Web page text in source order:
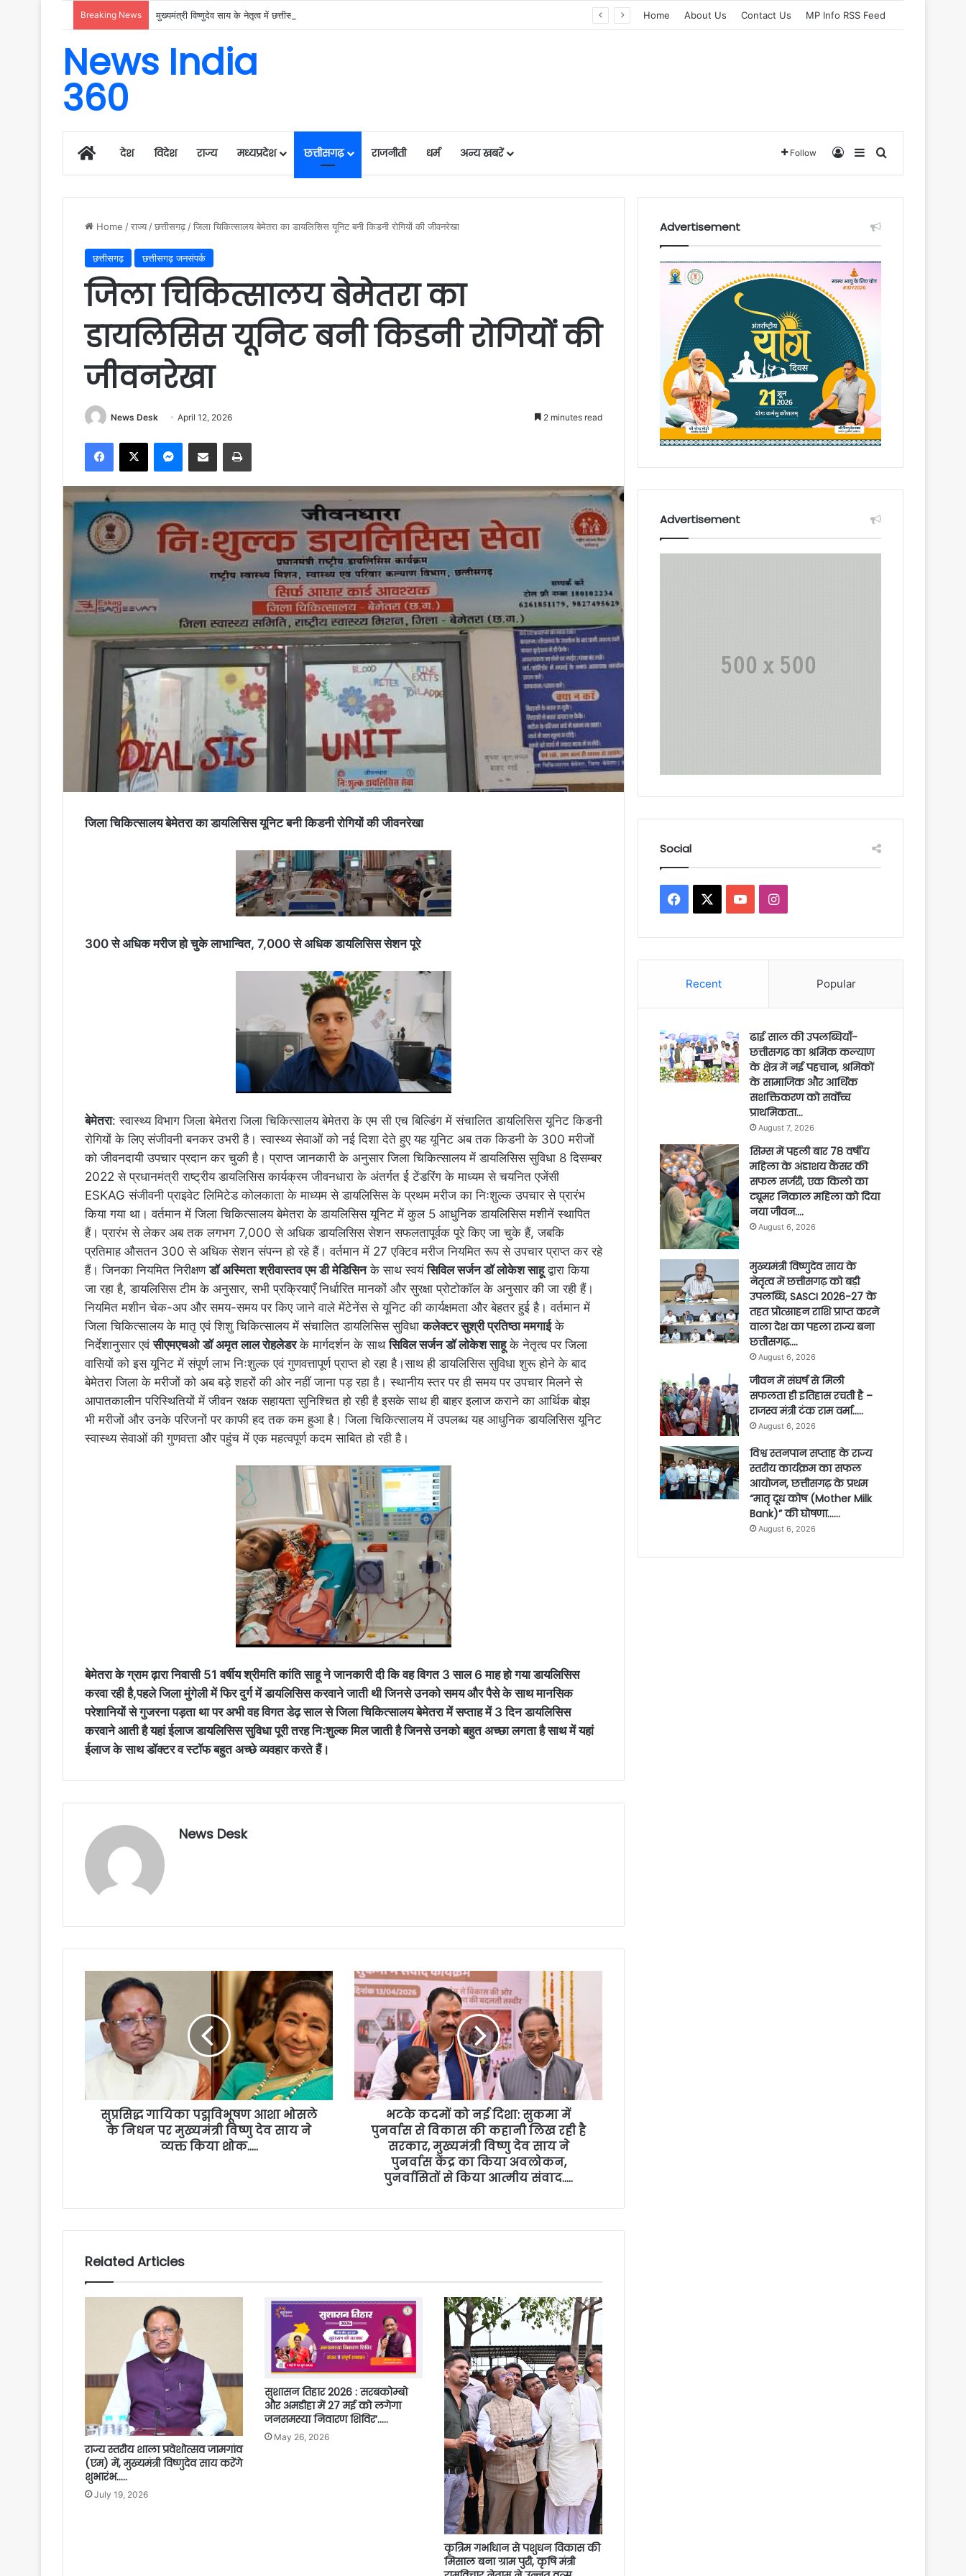
Breaking News Home About Us Contact Us MP Info RSS Feed
News India
360
Homeदेश विदेश राज्य मध्यप्रदेश छत्तीसगढ़ राजनीती धर्म अन्य खबरें Follow Log InSidebarSearch for
Home /राज्य /छत्तीसगढ़ /जिला चिकित्सालय बेमेतरा का डायलिसिस यूनिट बनी किडनी रोगियों की जीवनरेखा
छत्तीसगढ़ छत्तीसगढ़ जनसंपर्क
जिला चिकित्सालय बेमेतरा का
डायलिसिस यूनिट बनी किडनी रोगियों की
जीवनरेखा
News Desk April 12, 2026 2 minutes read
Facebook
X Messenger
Share via Email Print
जिला चिकित्सालय बेमेतरा का डायलिसिस यूनिट बनी किडनी रोगियों की जीवनरेखा
300 से अधिक मरीज हो चुके लाभान्वित, 7,000 से अधिक डायलिसिस सेशन पूरे
बेमेतरा: स्वास्थ्य विभाग जिला बेमेतरा जिला चिकित्सालय बेमेतरा के एम सी एच बिल्डिंग में संचालित डायलिसिस यूनिट किडनी
रोगियों के लिए संजीवनी बनकर उभरी है। स्वास्थ्य सेवाओं को नई दिशा देते हुए यह यूनिट अब तक किडनी के 300 मरीजों
को जीवनदायी उपचार प्रदान कर चुकी है। प्राप्त जानकारी के अनुसार जिला चिकित्सालय में डायलिसिस सुविधा 8 दिसम्बर
2022 से प्रधानमंत्री राष्ट्रीय डायलिसिस कार्यक्रम जीवनधारा के अंतर्गत ई टेंडरिंग के माध्यम से चयनित एजेंसी
ESKAG संजीवनी प्राइवेट लिमिटेड कोलकाता के माध्यम से डायलिसिस के प्रथम मरीज का निःशुल्क उपचार से प्रारंभ
किया गया था। वर्तमान में जिला चिकित्सालय बेमेतरा के डायलिसिस यूनिट में कुल 5 आधुनिक डायलिसिस मशीनें स्थापित
हैं। प्रारंभ से लेकर अब तक लगभग 7,000 से अधिक डायलिसिस सेशन सफलतापूर्वक पूरे किए जा चुके हैं, जबकि
प्रतिमाह औसतन 300 से अधिक सेशन संपन्न हो रहे हैं। वर्तमान में 27 एक्टिव मरीज नियमित रूप से उपचार प्राप्त कर रहे
हैं। जिनका नियमित निरीक्षणडॉ अस्मिता श्रीवास्तव एम डी मेडिसिनके साथ स्वयंसिविल सर्जन डॉ लोकेश साहूद्वारा किया
जा रहा है, डायलिसिस टीम के अनुसार, सभी प्रक्रियाएँ निर्धारित मानकों और सुरक्षा प्रोटोकॉल के अनुसार की जा रही हैं।
नियमित मशीन चेक-अप और समय-समय पर किए जाने वाले मेंटेनेंस से यूनिट की कार्यक्षमता और बेहतर हुई है। वर्तमान में
जिला चिकित्सालय के मातृ एवं शिशु चिकित्सालय में संचालित डायलिसिस सुविधाकलेक्टर सुश्री प्रतिष्ठा ममगाईके
निर्देशानुसार एवंसीएमएचओ डॉ अमृत लाल रोहलेडरके मार्गदर्शन के साथसिविल सर्जन डॉ लोकेश साहूके नेतृत्व पर जिला
वासियों को इस यूनिट में संपूर्ण लाभ निःशुल्क एवं गुणवत्तापूर्ण प्राप्त हो रहा है।साथ ही डायलिसिस सुविधा शुरू होने के बाद
बेमेतरा जिला के मरीजों को अब बड़े शहरों की ओर नहीं जाना पड़ रहा है। स्थानीय स्तर पर ही समय पर उपचार मिलने से
आपातकालीन परिस्थितियों में जीवन रक्षक सहायता सुनिश्चित हो रही है इसके साथ ही बाहर इलाज कराने का आर्थिक बोझ
भी मरीजों और उनके परिजनों पर काफी हद तक कम हुआ है। जिला चिकित्सालय में उपलब्ध यह आधुनिक डायलिसिस यूनिट
स्वास्थ्य सेवाओं की गुणवत्ता और पहुंच में एक महत्वपूर्ण कदम साबित हो रही है।
बेमेतरा के ग्राम ढ़ारा निवासी 51 वर्षीय श्रीमति कांति साहू ने जानकारी दी कि वह विगत 3 साल 6 माह हो गया डायलिसिस
करवा रही है,पहले जिला मुंगेली में फिर दुर्ग में डायलिसिस करवाने जाती थी जिनसे उनको समय और पैसे के साथ मानसिक
परेशानियों से गुजरना पड़ता था पर अभी वह विगत डेढ़ साल से जिला चिकित्सालय बेमेतरा में सप्ताह में 3 दिन डायलिसिस
करवाने आती है यहां ईलाज डायलिसिस सुविधा पूरी तरह निःशुल्क मिल जाती है जिनसे उनको बहुत अच्छा लगता है साथ में यहां
ईलाज के साथ डॉक्टर व स्टॉफ बहुत अच्छे व्यवहार करते हैं।
News Desk
सुप्रसिद्ध गायिका पद्मविभूषण आशा भोसले
के निधन पर मुख्यमंत्री विष्णु देव साय ने
व्यक्त किया शोक…..
भटके कदमों को नई दिशा: सुकमा में
पुनर्वास से विकास की कहानी लिख रही है
सरकार, मुख्यमंत्री विष्णु देव साय ने
पुनर्वास केंद्र का किया अवलोकन,
पुनर्वासितों से किया आत्मीय संवाद…..
Related Articles
राज्य स्तरीय शाला प्रवेशोत्सव जामगांव
(एम) में, मुख्यमंत्री विष्णुदेव साय करेंगे
शुभारंभ…..
July 19, 2026
सुशासन तिहार 2026 : सरबकोम्बो
और अमडीहा में 27 मई को लगेगा
जनसमस्या निवारण शिविर’…..
May 26, 2026
कृत्रिम गर्भाधान से पशुधन विकास की
मिसाल बना ग्राम पुरी, कृषि मंत्री
Advertisement
Advertisement
Social
Facebook YouTubeInstagram
Recent Popular
ढाई साल की उपलब्धियाँ-
छत्तीसगढ़ का श्रमिक कल्याण
के क्षेत्र में नई पहचान, श्रमिकों
के सामाजिक और आर्थिक
सशक्तिकरण को सर्वाेच्च
प्राथमिकता…
August 7, 2026
सिम्स में पहली बार 78 वर्षीय
महिला के अंडाशय कैंसर की
सफल सर्जरी, एक किलो का
ट्यूमर निकाल महिला को दिया
नया जीवन….
August 6, 2026
मुख्यमंत्री विष्णुदेव साय के
नेतृत्व में छत्तीसगढ़ को बड़ी
उपलब्धि, SASCI 2026-27 के
तहत प्रोत्साहन राशि प्राप्त करने
वाला देश का पहला राज्य बना
छत्तीसगढ़….
August 6, 2026
जीवन में संघर्ष से मिली
सफलता ही इतिहास रचती है –
राजस्व मंत्री टंक राम वर्मा…..
August 6, 2026
विश्व स्तनपान सप्ताह के राज्य
स्तरीय कार्यक्रम का सफल
आयोजन, छत्तीसगढ़ के प्रथम
“मातृ दूध कोष (Mother Milk
Bank)” की घोषणा……
August 6, 2026